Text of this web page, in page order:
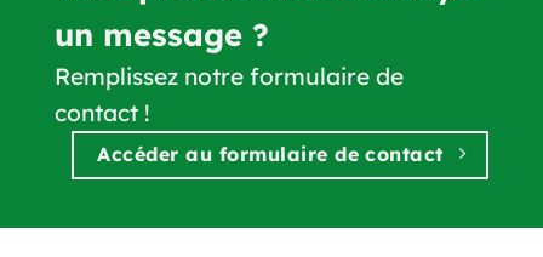
un message ?
Remplissez notre formulaire de
contact !
Accéder au formulaire de contact